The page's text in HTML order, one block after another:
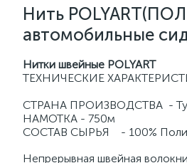
Нить
автомобильные
Нитки швейные POLYART
ТЕХНИЧЕСКИЕ
СТРАНА ПРОИЗВОДСТВА -
НАМОТКА - 750м
СОСТАВ СЫРЬЯ - 100%
Непрерывная швейная